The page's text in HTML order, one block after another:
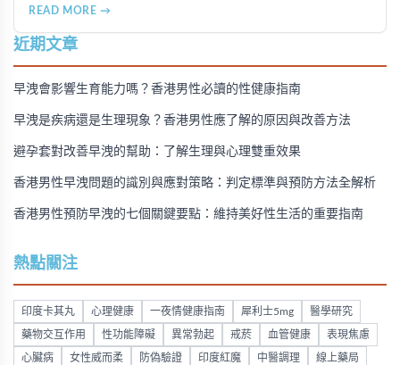
選擇建議。
READ MORE →
近期文章
早洩會影響生育能力嗎？香港男性必讀的性健康指南
早洩是疾病還是生理現象？香港男性應了解的原因與改善方法
避孕套對改善早洩的幫助：了解生理與心理雙重效果
香港男性早洩問題的識別與應對策略：判定標準與預防方法全解析
香港男性預防早洩的七個關鍵要點：維持美好性生活的重要指南
熱點關注
印度卡其丸 心理健康 一夜情健康指南 犀利士5mg 醫學研究
藥物交互作用 性功能障礙 異常勃起 戒菸 血管健康 表現焦慮
心臟病 女性威而柔 防偽驗證 印度紅魔 中醫調理 線上藥局